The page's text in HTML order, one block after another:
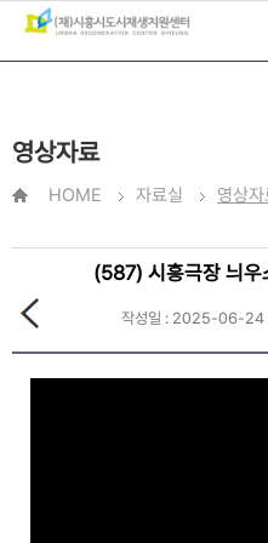
영상자료
HOME 자료실 영상
(587) 시흥극장 늬우
작성일 : 2025-06-24